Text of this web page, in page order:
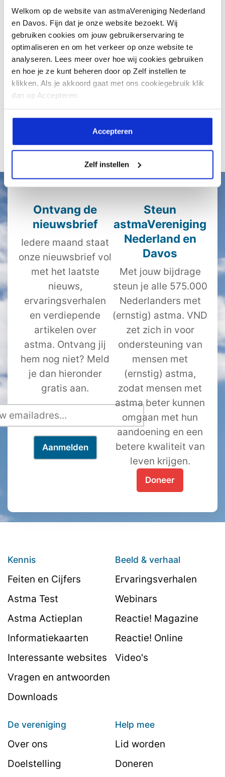
Welkom op de website van astmaVereniging Nederland
en Davos. Fijn dat je onze website bezoekt. Wij
gebruiken cookies om jouw gebruikerservaring te
optimaliseren en om het verkeer op onze website te
analyseren. Lees meer over hoe wij cookies gebruiken
en hoe je ze kunt beheren door op Zelf instellen te
klikken. Als je akkoord gaat met ons cookiegebruik klik
dan op Accepteren.
Accepteren
Zelf instellen
Nederland. Heb je astma, dan kan
dit...
Lees meer
Ontvang de
nieuwsbrief
Iedere maand staat
onze nieuwsbrief vol
met het laatste
nieuws,
ervaringsverhalen
en verdiepende
artikelen over
astma. Ontvang jij
hem nog niet? Meld
je dan hieronder
gratis aan.
Steun
astmaVereniging
Nederland en
Davos
Met jouw bijdrage
steun je alle 575.000
Nederlanders met
(ernstig) astma. VND
zet zich in voor
ondersteuning van
mensen met
(ernstig) astma,
zodat mensen met
astma beter kunnen
omgaan met hun
aandoening en een
betere kwaliteit van
leven krijgen.
Doneer
Kennis
Feiten en Cijfers
Astma Test
Astma Actieplan
Informatiekaarten
Interessante websites
Vragen en antwoorden
Downloads
Beeld & verhaal
Ervaringsverhalen
Webinars
Reactie! Magazine
Reactie! Online
Video's
De vereniging
Over ons
Doelstelling
Help mee
Lid worden
Doneren